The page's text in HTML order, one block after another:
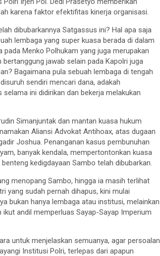
karena faktor efektifitas kinerja organisasi.
dibubarkannya Satgassus ini? Hal apa saja
lembaga yang super kuasa berada di dalam
Menko Polhukam yang juga merupakan
jawab selain pada Kapolri juga
Bagaimana pula sebuah lembaga di tengah
sendiri mencari dana, adakah
ini didirikan dan bekerja melakukan
Simanjuntak dan mantan kuasa hukum
Aliansi Advokat Antihoax, atas dugaan
Joshua. Penanganan kasus pembunuhan
banyak kendala, mempertontonkan kuasa
kedigdayaan Sambo telah dibubarkan.
menopang Sambo, hingga ia masih terlihat
yang sudah pernah dihapus, kini mulai
bukan hanya lembaga atau institusi, melainkan
andil memperluas Sayap-Sayap Imperium
untuk menjelaskan semuanya, agar persoalan
Institusi Polri, terlepas dari apapun